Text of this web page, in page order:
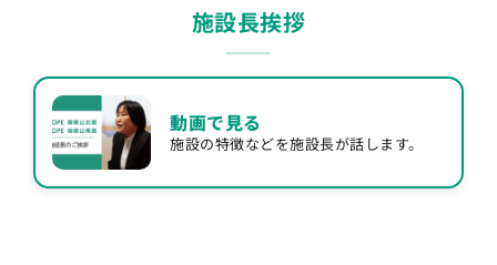
施設長挨拶
動画で見る
施設の特徴などを施設長が話します。